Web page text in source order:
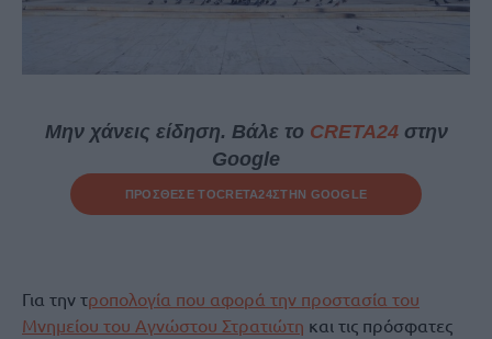
Μην χάνεις είδηση. Βάλε το CRETA24στην
Google
ΠΡΟΣΘΕΣΕ ΤΟCRETA24ΣΤΗΝ GOOGLE
Για την τροπολογία που αφορά την προστασία του
Μνημείου του Αγνώστου Στρατιώτη και τις πρόσφατες